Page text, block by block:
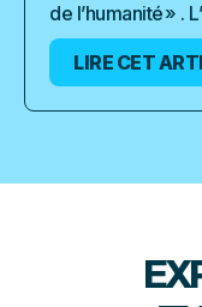
de l’humanité » .
LIRE CET